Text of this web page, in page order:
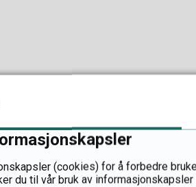
Facebook
Del på TwitterDel på LinkedIn
Tips en venn
(cookies) for å forbedre
du til vår bruk av